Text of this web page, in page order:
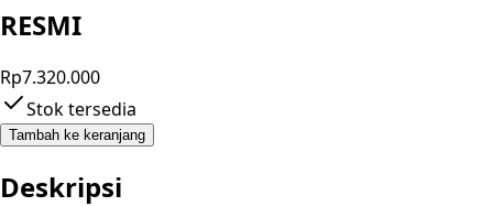
RESMI
Rp7.320.000
Stok tersedia
Tambah ke keranjang
Deskripsi